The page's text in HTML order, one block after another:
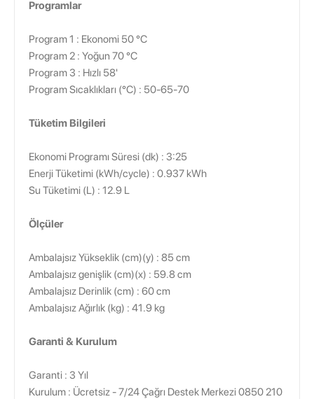
Programlar
Program 1 : Ekonomi 50 °C
Program 2 : Yoğun 70 °C
Program 3 : Hızlı 58'
Program Sıcaklıkları (°C) : 50-65-70
Tüketim Bilgileri
Ekonomi Programı Süresi (dk) : 3:25
Enerji Tüketimi (kWh/cycle) : 0.937 kWh
Su Tüketimi (L) : 12.9 L
Ölçüler
Ambalajsız Yükseklik (cm)(y) : 85 cm
Ambalajsız genişlik (cm)(x) : 59.8 cm
Ambalajsız Derinlik (cm) : 60 cm
Ambalajsız Ağırlık (kg) : 41.9 kg
Garanti & Kurulum
Garanti : 3 Yıl
Kurulum : Ücretsiz - 7/24 Çağrı Destek Merkezi 0850 210